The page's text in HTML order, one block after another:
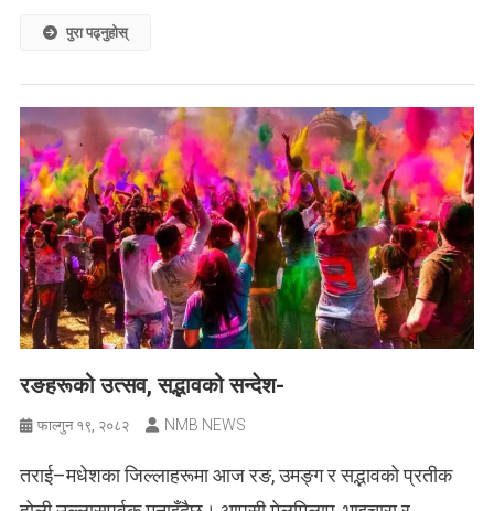
पुरा पढ्नुहोस्
रङहरूको उत्सव, सद्भावको सन्देश-
फाल्गुन १९, २०८२ NMB NEWS
तराई–मधेशका जिल्लाहरूमा आज रङ, उमङ्ग र सद्भावको प्रतीक